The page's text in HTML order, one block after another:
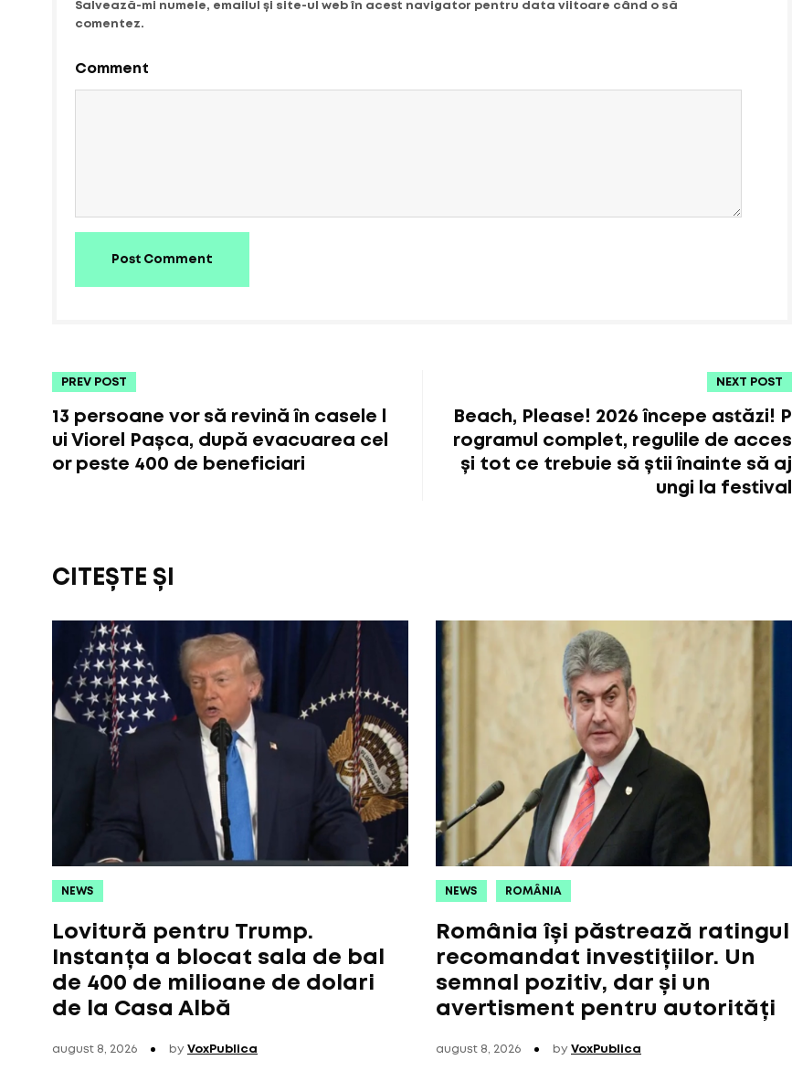
Salvează-mi numele, emailul și site-ul web în acest navigator pentru data viitoare când o să
comentez.
Comment
Post Comment
PREV POST
13 persoane vor să revină în casele l
ui Viorel Pașca, după evacuarea cel
or peste 400 de beneficiari
NEXT POST
Beach, Please! 2026 începe astăzi! P
rogramul complet, regulile de acces
și tot ce trebuie să știi înainte să aj
ungi la festival
CITEȘTE ȘI
NEWS
Lovitură pentru Trump.
Instanța a blocat sala de bal
de 400 de milioane de dolari
de la Casa Albă
august 8, 2026 by VoxPublica
NEWS ROMÂNIA
România își păstrează ratingul
recomandat investițiilor. Un
semnal pozitiv, dar și un
avertisment pentru autorități
august 8, 2026 by VoxPublica